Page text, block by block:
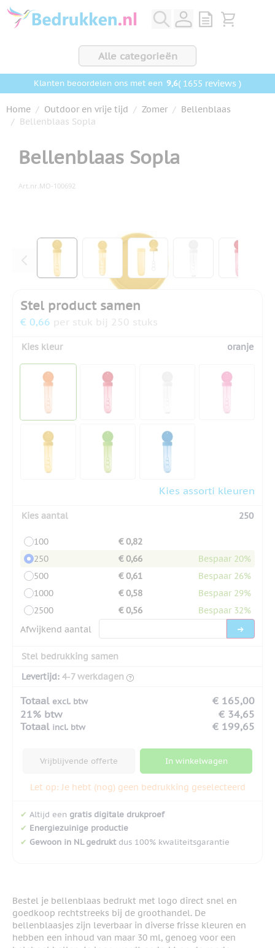
Ga naar de inhoud
View quote,
Bekijk
Alle categorieën
Klanten beoordelen ons met een 9,6( 1655 reviews )
Home / Outdoor en vrije tijd / Zomer / Bellenblaas
/ Bellenblaas Sopla
Bellenblaas Sopla
Art.nr. MO-100692
View larger imageView larger imageView larger image
View larger
Stel product samen
€ 0,66 per stuk bij 250 stuks
Kies kleur oranje
Kies assorti kleuren
Kies aantal 250
100
€ 0,82
250
€ 0,66
Bespaar 20%
500
€ 0,61
Bespaar 26%
1000
€ 0,58
Bespaar 29%
2500
€ 0,56
Bespaar 32%
Afwijkend aantal
Stel bedrukking samen
Levertijd: 4-7 werkdagen
Totaal excl. btw
€ 165,00
21% btw
€ 34,65
Totaal incl. btw € 199,65
Vrijblijvende offerte In winkelwagen
Let op: Je hebt (nog) geen bedrukking geselecteerd
✔ Altijd een gratis digitale drukproef
✔ Energiezuinige productie
✔ Gewoon in NL gedruktdus 100% kwaliteitsgarantie
Bestel je bellenblaas bedrukt met logo direct snel en
goedkoop rechtstreeks bij de groothandel. De
bellenblaasjes zijn leverbaar in diverse frisse kleuren en
hebben een inhoud van maar 30 ml, genoeg voor een